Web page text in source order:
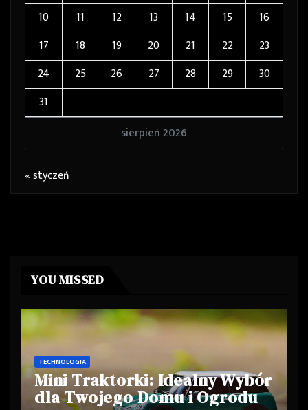
sierpień 2026
10
11 12 13 14 15
16
17
18 19 20 21 22
23
24
25 26 27 28 29
30
31
« styczeń
YOU MISSED
TECHNOLOGIA
Mini Traktorki: Idealny Wybór
dla Twojego Domu i Ogrodu